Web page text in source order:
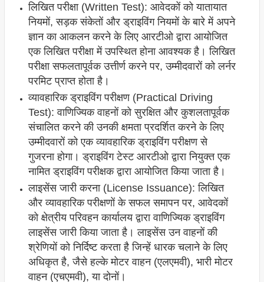
लिखित परीक्षा (Written Test): आवेदकों को यातायात
नियमों, सड़क संकेतों और ड्राइविंग नियमों के बारे में अपने
ज्ञान का आकलन करने के लिए आरटीओ द्वारा आयोजित
एक लिखित परीक्षा में उपस्थित होना आवश्यक है। लिखित
परीक्षा सफलतापूर्वक उत्तीर्ण करने पर, उम्मीदवारों को लर्नर
परमिट प्राप्त होता है।
व्यावहारिक ड्राइविंग परीक्षण (Practical Driving
Test): वाणिज्यिक वाहनों को सुरक्षित और कुशलतापूर्वक
संचालित करने की उनकी क्षमता प्रदर्शित करने के लिए
उम्मीदवारों को एक व्यावहारिक ड्राइविंग परीक्षण से
गुजरना होगा। ड्राइविंग टेस्ट आरटीओ द्वारा नियुक्त एक
नामित ड्राइविंग परीक्षक द्वारा आयोजित किया जाता है।
लाइसेंस जारी करना (License Issuance): लिखित
और व्यावहारिक परीक्षणों के सफल समापन पर, आवेदकों
को क्षेत्रीय परिवहन कार्यालय द्वारा वाणिज्यिक ड्राइविंग
लाइसेंस जारी किया जाता है। लाइसेंस उन वाहनों की
श्रेणियों को निर्दिष्ट करता है जिन्हें धारक चलाने के लिए
अधिकृत है, जैसे हल्के मोटर वाहन (एलएमवी), भारी मोटर
वाहन (एचएमवी), या दोनों।